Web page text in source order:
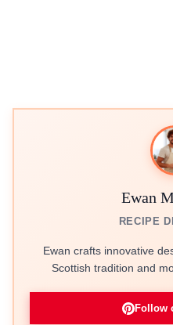
Ewan
RECIPE
Ewan crafts innovative
Scottish tradition and
Follow